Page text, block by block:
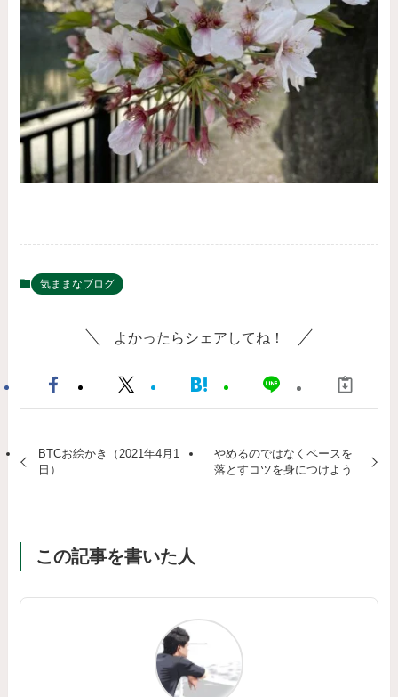
気ままなブログ
よかったらシェアしてね！
BTCお絵かき（2021年4月1
日）
やめるのではなくペースを
落とすコツを身につけよう
この記事を書いた人